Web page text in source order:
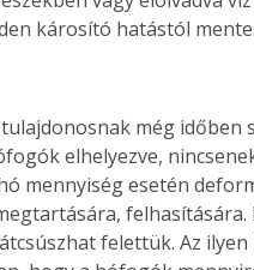
károsító hatástól
még időben
elhelyezve,
mennyiség esetén
felhasítására.
felettük. Az